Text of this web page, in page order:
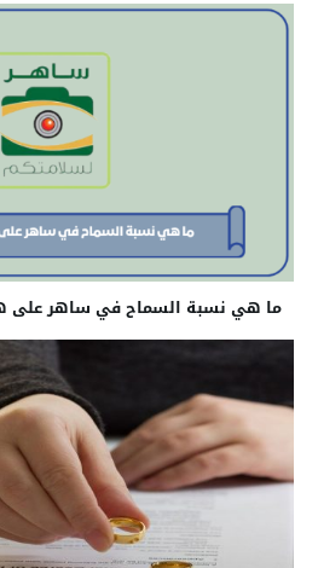
ما هي نسبة السماح في ساهر على